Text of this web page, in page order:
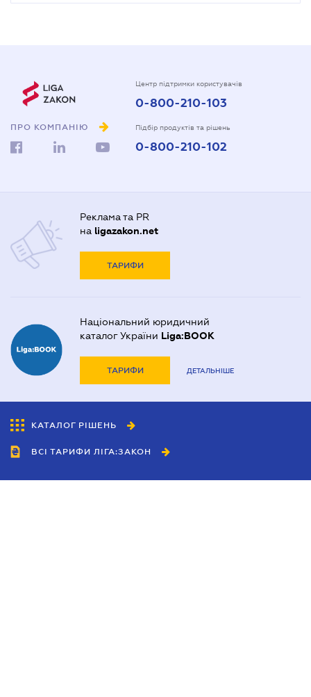
ПРО КОМПАНІЮ
Центр підтримки користувачів
0-800-210-103
Підбір продуктів та рішень
0-800-210-102
Реклама та PR
на ligazakon.net
ТАРИФИ
Національний юридичний
каталог України Liga:BOOK
ТАРИФИ ДЕТАЛЬНІШЕ
КАТАЛОГ РІШЕНЬ
ВСІ ТАРИФИ ЛІГА:ЗАКОН